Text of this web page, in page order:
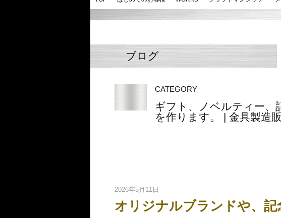
ブログ
CATEGORY
ギフト、ノベルティー、
を作ります。 | 金具製造
2026年5月11日
オリジナルブランドや、記